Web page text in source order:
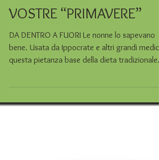
FAR RINVERDIRE LE
VOSTRE “PRIMAVERE”
DA DENTRO A FUORI Le nonne lo sapevano
bene. Usata da Ippocrate e altri grandi medici,
può...